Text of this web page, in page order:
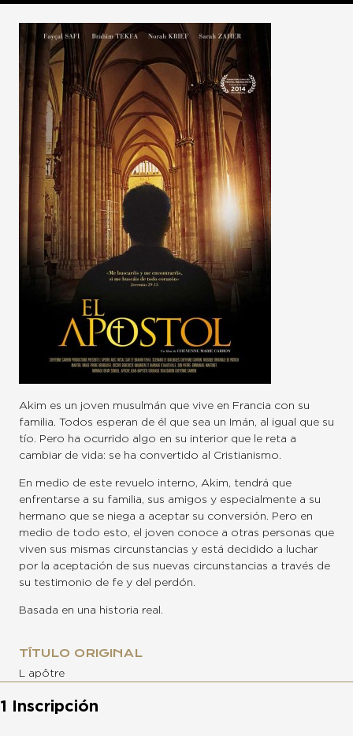
Akim es un joven musulmán que vive en Francia con su
familia. Todos esperan de él que sea un Imán, al igual que su
tío. Pero ha ocurrido algo en su interior que le reta a
cambiar de vida: se ha convertido al Cristianismo.
En medio de este revuelo interno, Akim, tendrá que
enfrentarse a su familia, sus amigos y especialmente a su
hermano que se niega a aceptar su conversión. Pero en
medio de todo esto, el joven conoce a otras personas que
viven sus mismas circunstancias y está decidido a luchar
por la aceptación de sus nuevas circunstancias a través de
su testimonio de fe y del perdón.
Basada en una historia real.
TÍTULO ORIGINAL
L apôtre
1 Inscripción